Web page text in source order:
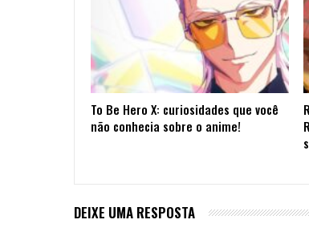
To Be Hero X: curiosidades que você
não conhecia sobre o anime!
DEIXE UMA RESPOSTA